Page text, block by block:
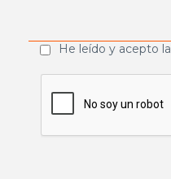
He leído y acepto la